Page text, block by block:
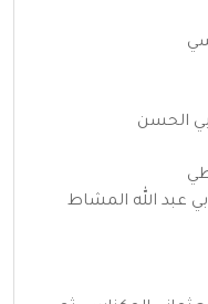
الحسن
عبد الله المشاط